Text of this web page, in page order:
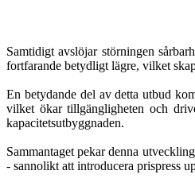
Samtidigt avslöjar störningen
fortfarande betydligt lägre, vilket
En betydande del av detta utbud
vilket ökar tillgängligheten och
kapacitetsutbyggnaden.
Sammantaget pekar denna
- sannolikt att introducera prispress